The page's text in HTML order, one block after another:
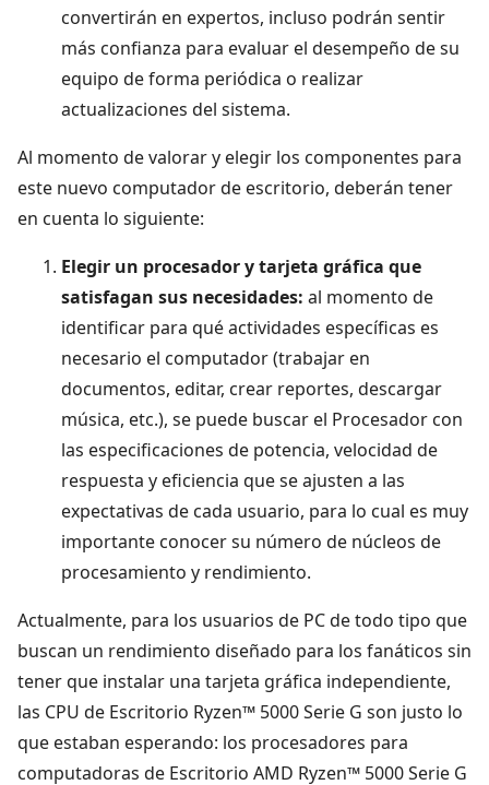
convertirán en expertos, incluso podrán sentir
más confianza para evaluar el desempeño de su
equipo de forma periódica o realizar
actualizaciones del sistema.
Al momento de valorar y elegir los componentes para
este nuevo computador de escritorio, deberán tener
en cuenta lo siguiente:
Elegir un procesador y tarjeta gráfica que
satisfagan sus necesidades: al momento de
identificar para qué actividades específicas es
necesario el computador (trabajar en
documentos, editar, crear reportes, descargar
música, etc.), se puede buscar el Procesador con
las especificaciones de potencia, velocidad de
respuesta y eficiencia que se ajusten a las
expectativas de cada usuario, para lo cual es muy
importante conocer su número de núcleos de
procesamiento y rendimiento.
Actualmente, para los usuarios de PC de todo tipo que
buscan un rendimiento diseñado para los fanáticos sin
tener que instalar una tarjeta gráfica independiente,
las CPU de Escritorio Ryzen™ 5000 Serie G son justo lo
que estaban esperando: los procesadores para
computadoras de Escritorio AMD Ryzen™ 5000 Serie G